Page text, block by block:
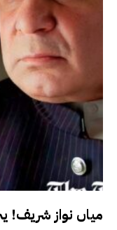
میاں نواز